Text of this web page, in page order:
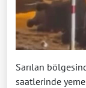
Sarılan
saatlerinde